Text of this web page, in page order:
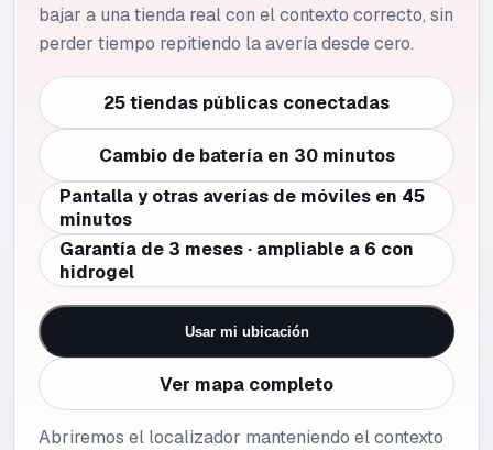
bajar a una tienda real con el contexto correcto, sin
perder tiempo repitiendo la avería desde cero.
25 tiendas públicas conectadas
Cambio de batería en 30 minutos
Pantalla y otras averías de móviles en 45
minutos
Garantía de 3 meses · ampliable a 6 con
hidrogel
Usar mi ubicación
Ver mapa completo
Abriremos el localizador manteniendo el contexto